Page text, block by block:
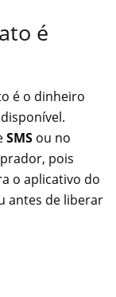
é
é o dinheiro
SMS ou no
pois
o aplicativo do
antes de liberar